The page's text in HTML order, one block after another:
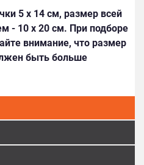
5 х 14 см, размер всей
- 10 х 20 см. При подборе
внимание, что размер
быть больше